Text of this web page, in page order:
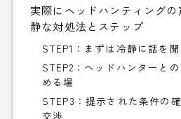
実際にヘッドハンティング
静な対処法とステップ
STEP1：まずは冷静に話を
STEP2：ヘッドハンターと
める場
STEP3：提示された条件の
交渉